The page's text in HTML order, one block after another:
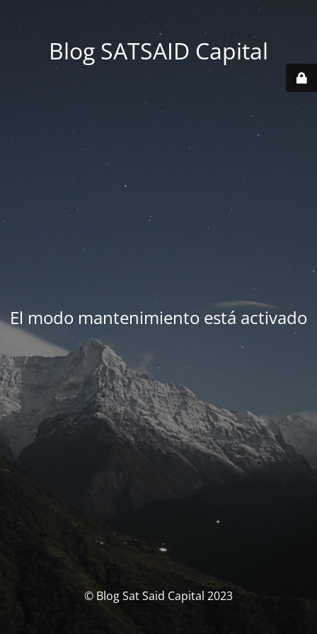
Blog SATSAID Capital
El modo mantenimiento está activado
© Blog Sat Said Capital 2023